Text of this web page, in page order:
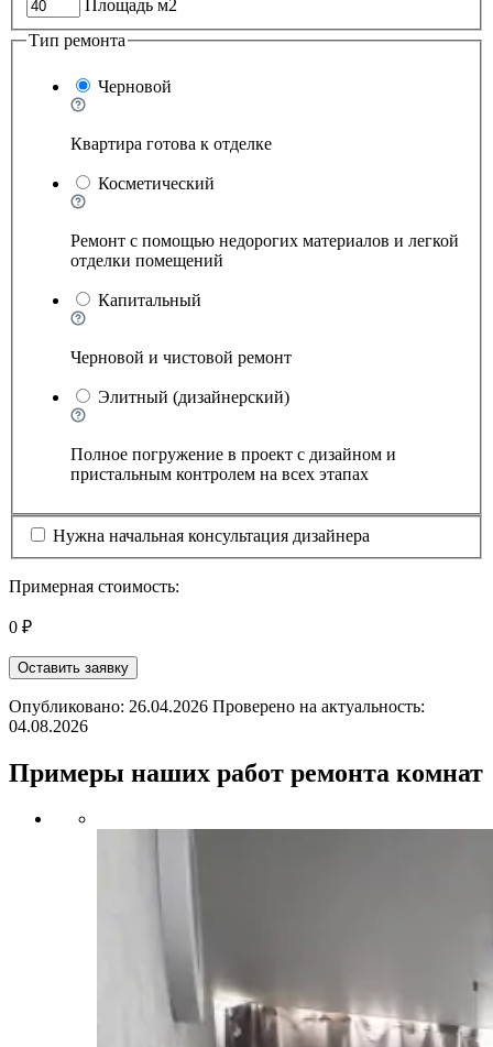
Площадь м2
Тип ремонта
Черновой
Квартира готова к отделке
Косметический
Ремонт с помощью недорогих материалов и легкой
отделки помещений
Капитальный
Черновой и чистовой ремонт
Элитный (дизайнерский)
Полное погружение в проект с дизайном и
пристальным контролем на всех этапах
Нужна начальная консультация дизайнера
Примерная стоимость:
0 ₽
Оставить заявку
Опубликовано: 26.04.2026 Проверено на актуальность:
04.08.2026
Примеры наших работ ремонта комнат